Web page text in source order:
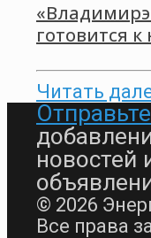
готовится к
Читать
новостей
© 2026
Все права